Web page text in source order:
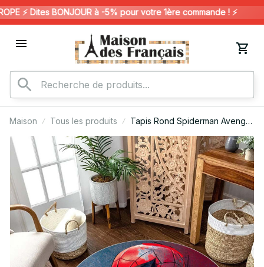
⚡️ Dites BONJOUR à -5% pour votre 1ère commande ! ⚡️
Maison Tous les produits
Tapis Rond Spiderman Avenger
Marvel 1008